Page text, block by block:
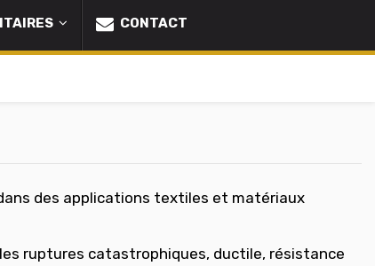
CONTACT
des applications textiles et matériaux
ruptures catastrophiques, ductile, résistance